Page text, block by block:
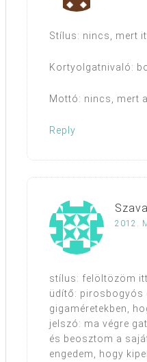
Stílus: nincs, mert
Kortyolgatnivaló:
Mottó: nincs, mert
Reply
2012.
stílus: felöltözöm
üdítő: pirosbogyós
gigaméretekben,
jelszó: ma végre
és beosztom a
engedem, hogy